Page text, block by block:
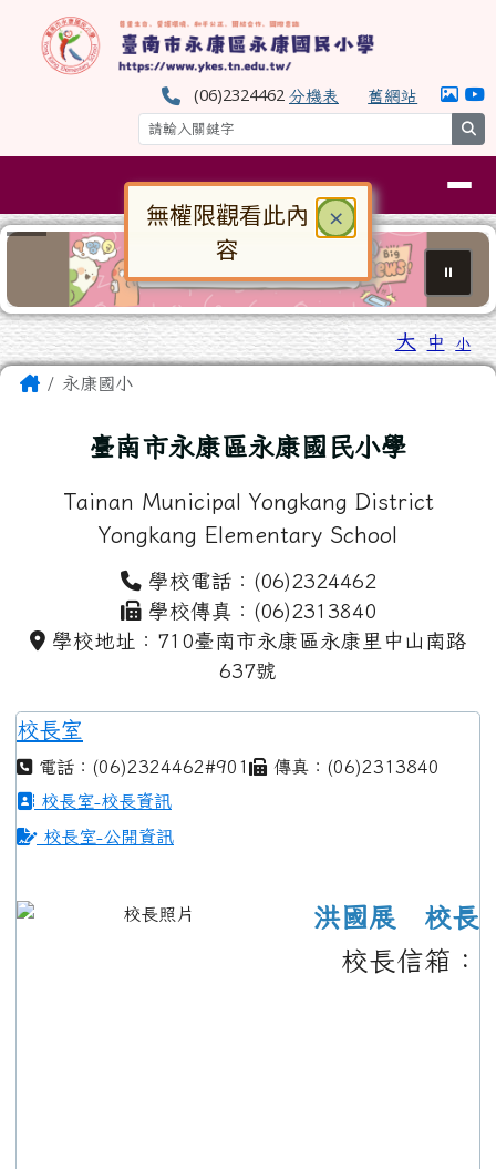
臺南市永康區永康國民小學
(06)2324462分機表 舊網站
⏸
工具列 大 中 小
主內容區域
Home永康國小
臺南市永康區永康國民小學
Tainan Municipal Yongkang District
Yongkang Elementary School
學校電話：(06)2324462
學校傳真：(06)2313840
學校地址：710臺南市永康區永康里中山南路
637號
校長室
電話：(06)2324462#901
傳真：(06)2313840
校長室-校長資訊
校長室-公開資訊
洪國展 校長
校長信箱：
頁尾區域
× 關閉
無權限觀看此內
容
對話框已開啟。請使用 Tab 鍵在